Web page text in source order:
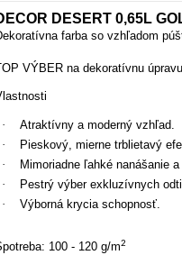
DESERT 0,65L
farba so vzhľadom
VÝBER na dekoratívnu
·
Atraktívny a moderný vzhľad.
·
Pieskový, mierne trblietavý
·
Mimoriadne ľahké nanášanie
·
Pestrý výber exkluzívnych
·
Výborná krycia schopnosť.
100 - 120 g/m2